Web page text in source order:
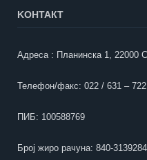
KOНТАКТ
Адреса : Планинска 1, 22000
Телефон/факс: 022 / 631 –
ПИБ: 100588769
Број жиро рачуна: 840-